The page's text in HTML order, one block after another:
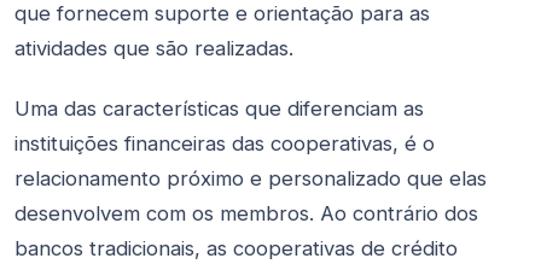
que fornecem suporte e orientação para as
atividades que são realizadas.
Uma das características que diferenciam as
instituições financeiras das cooperativas, é o
relacionamento próximo e personalizado que elas
desenvolvem com os membros. Ao contrário dos
bancos tradicionais, as cooperativas de crédito